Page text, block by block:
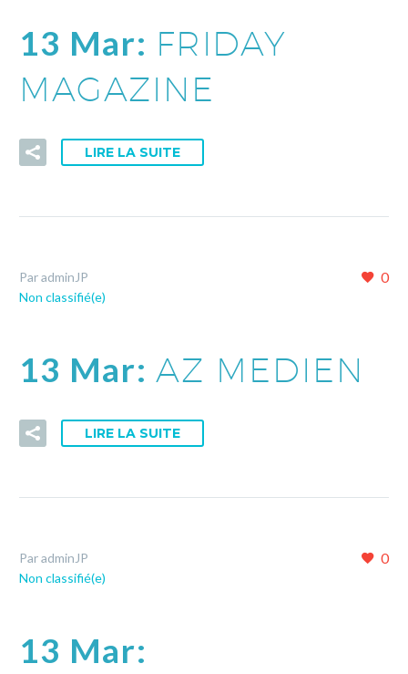
13 Mar: FRIDAY
MAGAZINE
LIRE LA SUITE
0
Par adminJP
Non classifié(e)
13 Mar: AZ MEDIEN
LIRE LA SUITE
0
Par adminJP
Non classifié(e)
13 Mar: